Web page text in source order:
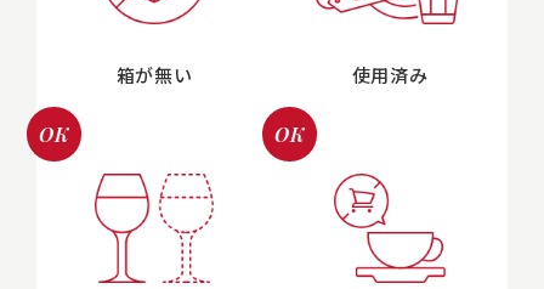
箱が無い 使用済み
OK OK